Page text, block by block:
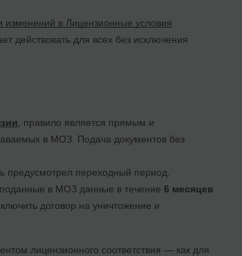
в Лицензионные условия
действовать для всех без исключения
, правило является прямым и
в МОЗ. Подача документов без
предусмотрел переходный период.
в МОЗ данные в течение 6 месяцев
договор на уничтожение и
лицензионного соответствия — как для